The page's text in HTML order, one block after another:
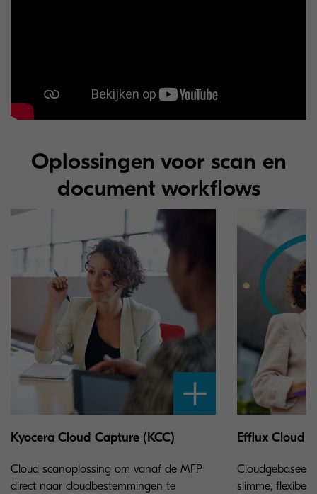
Oplossingen voor scan en
document workflows
Kyocera Cloud Capture (KCC)
Cloud scanoplossing om vanaf de MFP
direct naar cloudbestemmingen te
Efflux Cloud
slimme,